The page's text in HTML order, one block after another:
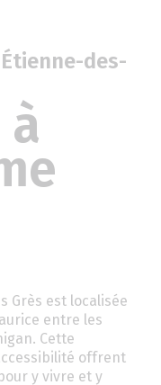
des-
Grès est localisée
entre les
Cette
offrent
y vivre et y